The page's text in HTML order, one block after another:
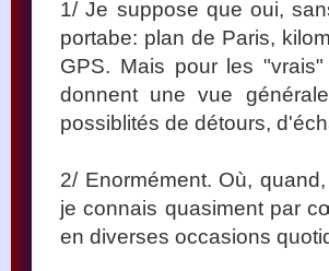
1/ Je suppose que oui,
portabe: plan de Paris,
GPS. Mais pour les
donnent une vue
possiblités de détours,
2/ Enormément. Où,
je connais quasiment par
en diverses occasions